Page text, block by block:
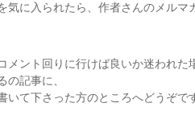
気に入られたら、作者さんのメルマ
メント回りに行けば良いか迷われた
の記事に、
いて下さった方のところへどうぞで